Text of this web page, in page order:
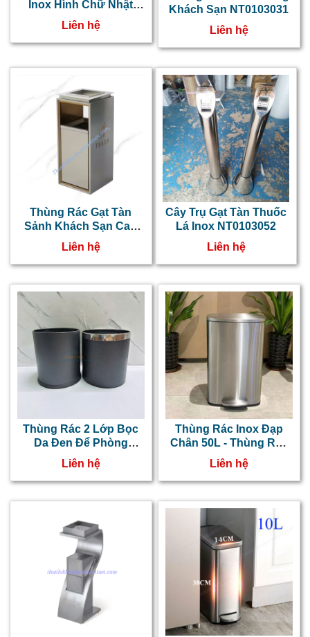
Inox Hình Chữ Nhật
Màu Xám NT0103075
Liên hệ
Khách Sạn NT0103031
Liên hệ
Thùng Rác Gạt Tàn
Sảnh Khách Sạn Cao
Cấp
Liên hệ
Cây Trụ Gạt Tàn Thuốc
Lá Inox NT0103052
Liên hệ
Thùng Rác 2 Lớp Bọc
Da Đen Để Phòng
Khách Sạn, Văn Phòng
Dạng Tròn
Liên hệ
Thùng Rác Inox Đạp
Chân 50L - Thùng Rác
Inox Phủ Nano Cao Cấp
Liên hệ